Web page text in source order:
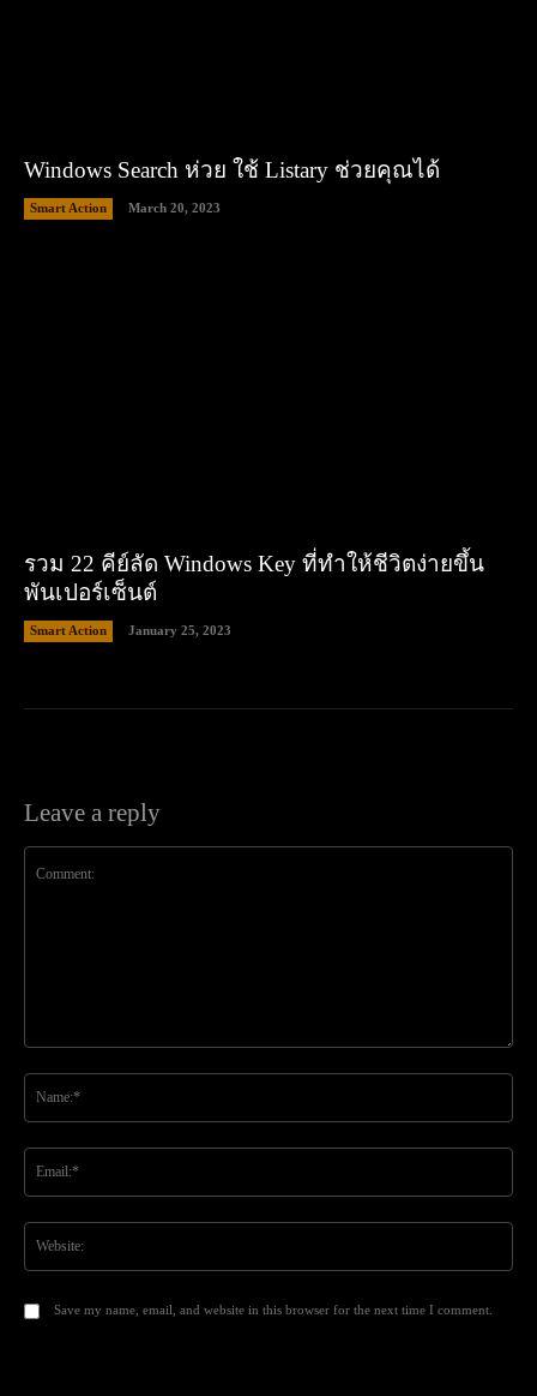
Windows Search ห่วย ใช้ Listary ช่วยคุณได้
Smart Action March 20, 2023
รวม 22 คีย์ลัด Windows Key ที่ทำให้ชีวิตง่ายขึ้น
พันเปอร์เซ็นต์
Smart Action January 25, 2023
Leave a reply
Save my name, email, and website in this browser for the next time I comment.